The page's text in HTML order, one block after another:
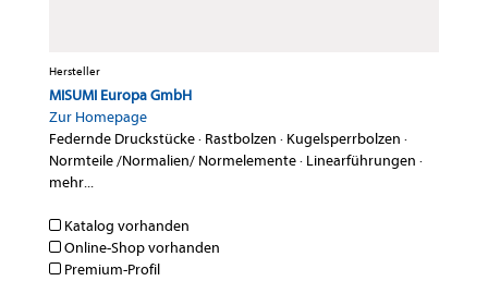
Hersteller
MISUMI Europa GmbH
Zur Homepage
Federnde Druckstücke· Rastbolzen · Kugelsperrbolzen ·
Normteile /Normalien/ Normelemente· Linearführungen ·
mehr...
Katalog vorhanden
Online-Shop vorhanden
Premium-Profil